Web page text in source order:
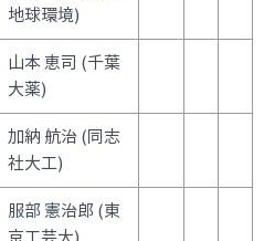
地球環境)
山本 恵司 (千葉
大薬)
加納 航治 (同志
社大工)
服部 憲治郎 (東